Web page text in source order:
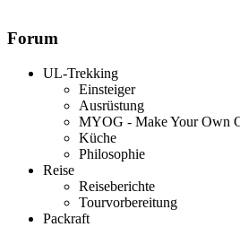
Forum
UL-Trekking
Einsteiger
Ausrüstung
MYOG - Make Your Own
Küche
Philosophie
Reise
Reiseberichte
Tourvorbereitung
Packraft